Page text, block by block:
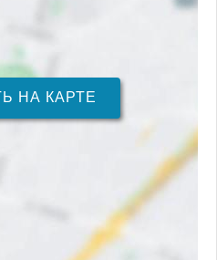
НА КАРТЕ